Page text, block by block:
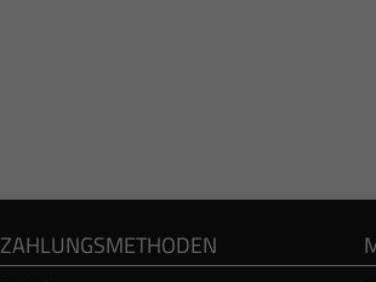
ZAHLUNGSMETHODEN